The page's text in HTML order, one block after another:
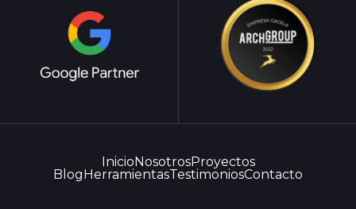
InicioNosotrosProyectos
BlogHerramientasTestimoniosContacto